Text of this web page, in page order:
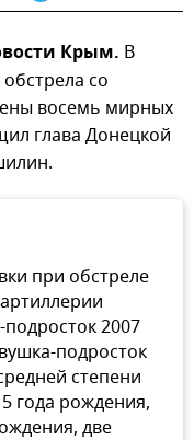
Крым. В
со
восемь мирных
глава Донецкой
при обстреле
2007
подросток
степени
года рождения,
две